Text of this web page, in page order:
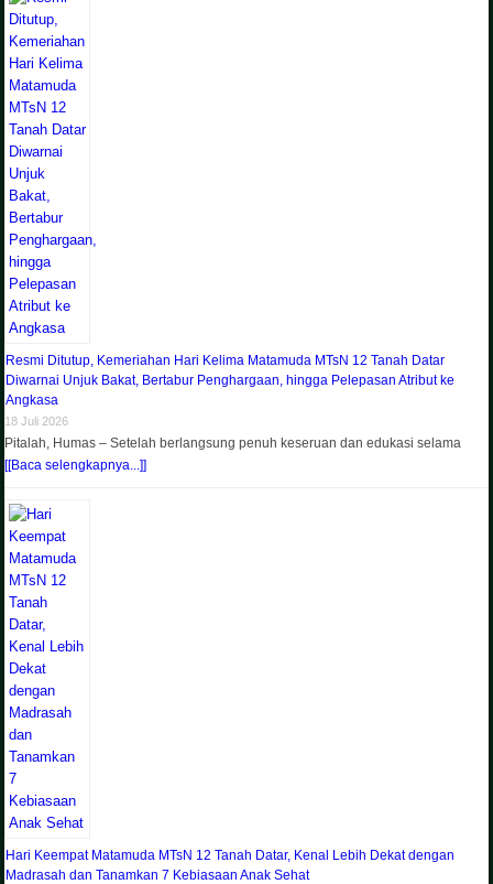
Resmi Ditutup, Kemeriahan Hari Kelima Matamuda MTsN 12 Tanah Datar
Diwarnai Unjuk Bakat, Bertabur Penghargaan, hingga Pelepasan Atribut ke
Angkasa
18 Juli 2026
Pitalah, Humas – Setelah berlangsung penuh keseruan dan edukasi selama
[[Baca selengkapnya...]]
Hari Keempat Matamuda MTsN 12 Tanah Datar, Kenal Lebih Dekat dengan
Madrasah dan Tanamkan 7 Kebiasaan Anak Sehat